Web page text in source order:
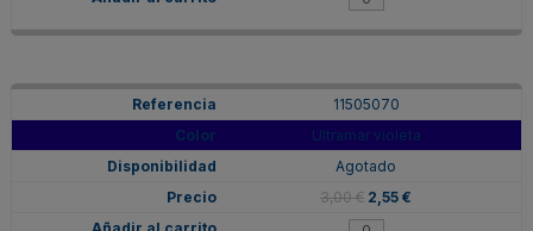
11505070
Ultramar violeta
Agotado
3,00 € 2,55 €